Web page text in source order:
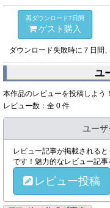
再ダウンロード7日間
ゲスト購入
ダウンロード失敗時に７日間
ユ
本作品のレビューを投稿しよ
レビュー数：全 0 件
ユーザ
レビュー記事が掲載される
です！魅力的なレビュー記事
レビュー投稿